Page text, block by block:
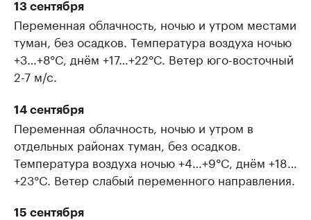
13 сентября
Переменная облачность, ночью и утром местами
туман, без осадков. Температура воздуха ночью
+3…+8°C, днём +17…+22°C. Ветер юго-восточный
2-7 м/с.
14 сентября
Переменная облачность, ночью и утром в
отдельных районах туман, без осадков.
Температура воздуха ночью +4…+9°C, днём +18…
+23°C. Ветер слабый переменного направления.
15 сентября